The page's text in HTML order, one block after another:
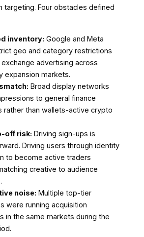
targeting. Four obstacles defined
inventory: Google and Meta
geo and category restrictions
advertising across
expansion markets.
Broad display networks
to general finance
rather than wallets-active crypto
off risk: Driving sign-ups is
Driving users through identity
to become active traders
creative to audience
noise: Multiple top-tier
were running acquisition
in the same markets during the